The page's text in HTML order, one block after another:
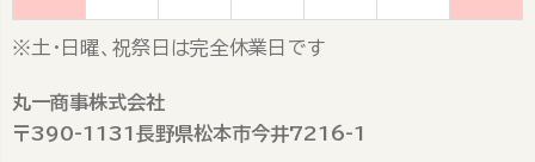
※土・日曜、祝祭日は完全休業日です
丸一商事株式会社
〒390-1131長野県松本市今井7216-1